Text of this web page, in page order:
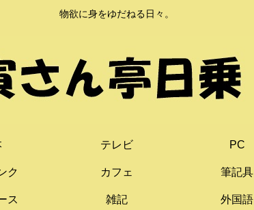
物欲に身をゆだねる日々。
テレビ PC
ク カフェ 筆記具
ス 雑記 外国語